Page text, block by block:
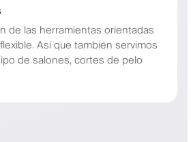
de las herramientas orientadas
Así que también servimos
de salones, cortes de pelo